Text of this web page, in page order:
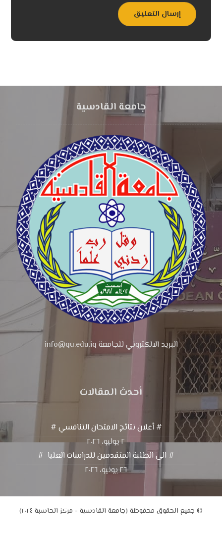
إرسال التعليق
جامعة القادسية
البريد الالكتروني للجامعة info@qu.edu.iq
أحدث المقالات
# أعلان نتائج الامتحان التنافسي #
٢ يوليو، ٢٠٢٦
# الى الطلبة المتقدمين للدراسات العليا #
٢٦ يونيو، ٢٠٢٦
© جميع الحقوق محفوظة (جامعة القادسية - مركز الحاسبة ٢٠٢٤)